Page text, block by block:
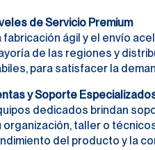
de Servicio Premium
fabricación ágil y el envío
de las regiones y
para satisfacer la
y Soporte
dedicados brindan
organización, taller o
del producto y la